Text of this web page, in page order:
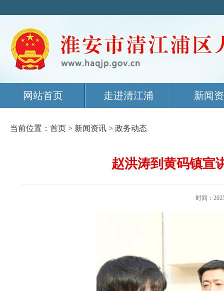
网站首页 走进清江浦 新闻
当前位置： 首页 > 新闻资讯 > 政务动态
赵洪涛到黄码镇宣
时间：